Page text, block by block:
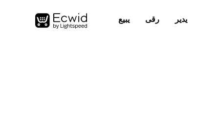
يبيع رقى يدير